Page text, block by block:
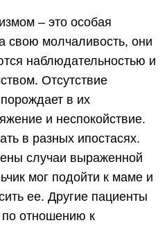
– это особая
свою молчаливость, они
наблюдательностью и
Отсутствие
в их
и неспокойствие.
в разных ипостасях.
случаи выраженной
мог подойти к маме и
ее. Другие пациенты
по отношению к